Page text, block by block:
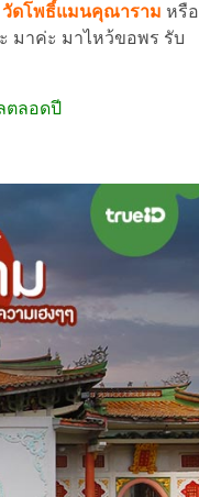
วัดโพธิ์แมนคุณาราม หรือ
มาค่ะ มาไหว้ขอพร รับ
ตลอดปี